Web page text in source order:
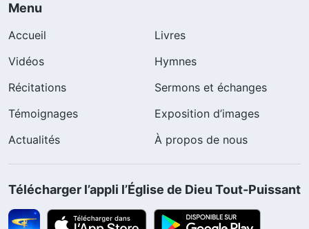
Menu
Accueil
Livres
Vidéos
Hymnes
Récitations
Sermons et échanges
Témoignages
Exposition d’images
Actualités
À propos de nous
Télécharger l’appli l’Église de Dieu Tout-Puissant